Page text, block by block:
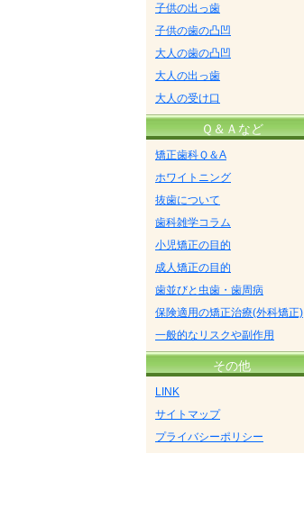
子供の出っ歯
子供の歯の凸凹
大人の歯の凸凹
大人の出っ歯
大人の受け口
Ｑ＆Ａなど
矯正歯科Ｑ＆A
ホワイトニング
抜歯について
歯科雑学コラム
小児矯正の目的
成人矯正の目的
歯並びと虫歯・歯周病
保険適用の矯正治療(外科矯正)
一般的なリスクや副作用
その他
LINK
サイトマップ
プライバシーポリシー